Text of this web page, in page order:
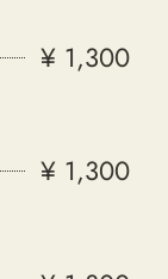
¥ 1,300
¥ 1,300